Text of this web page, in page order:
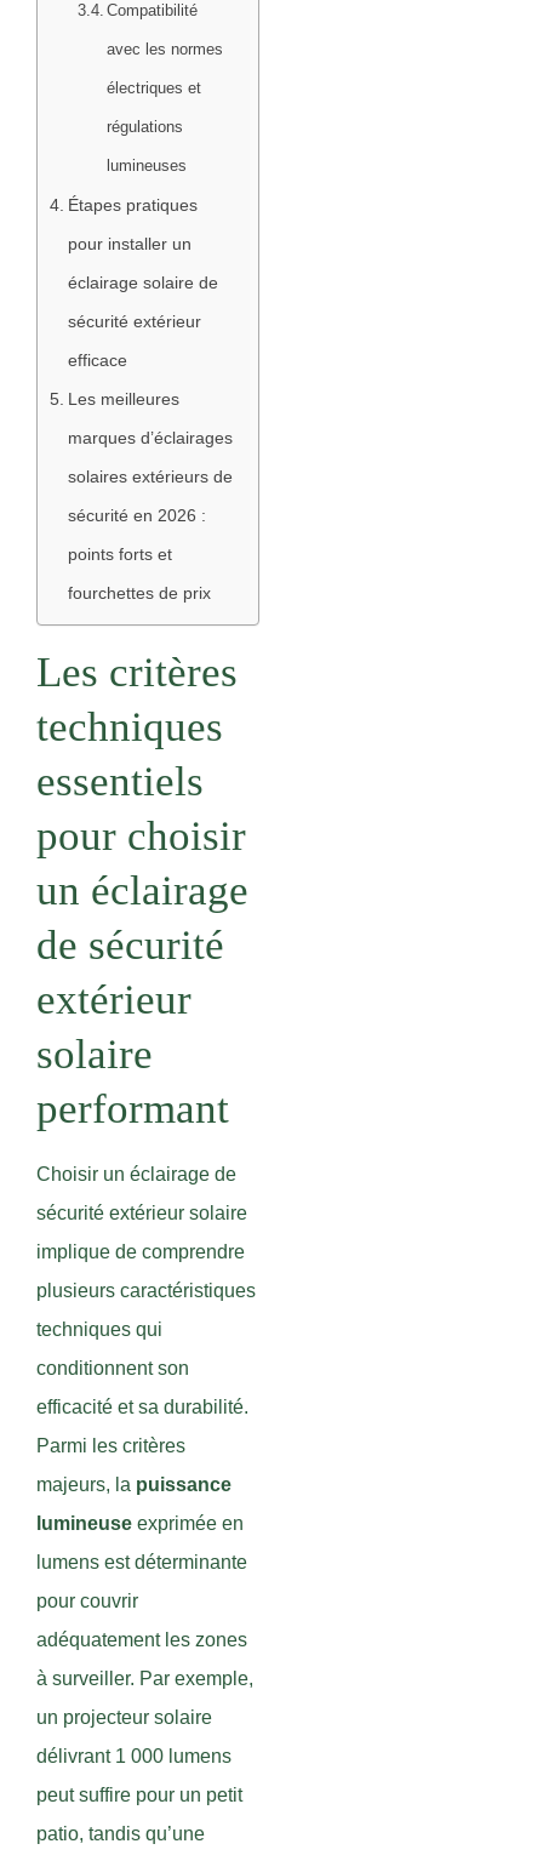
Compatibilité
avec les normes
électriques et
régulations
lumineuses
Étapes pratiques
pour installer un
éclairage solaire de
sécurité extérieur
efficace
Les meilleures
marques d’éclairages
solaires extérieurs de
sécurité en 2026 :
points forts et
fourchettes de prix
Les critères
techniques
essentiels
pour choisir
un éclairage
de sécurité
extérieur
solaire
performant
Choisir un éclairage de
sécurité extérieur solaire
implique de comprendre
plusieurs caractéristiques
techniques qui
conditionnent son
efficacité et sa durabilité.
Parmi les critères
majeurs, la puissance
lumineuse exprimée en
lumens est déterminante
pour couvrir
adéquatement les zones
à surveiller. Par exemple,
un projecteur solaire
délivrant 1 000 lumens
peut suffire pour un petit
patio, tandis qu’une